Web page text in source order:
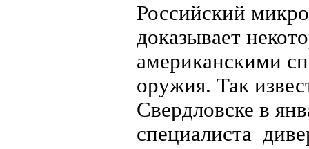
Российский
доказывает
американскими
оружия. Так
Свердловске в
специалиста